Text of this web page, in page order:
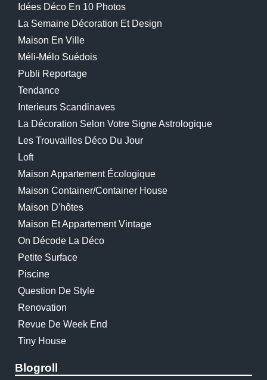
Idées Déco En 10 Photos
La Semaine Décoration Et Design
Maison En Ville
Méli-Mélo Suédois
Publi Reportage
Tendance
Interieurs Scandinaves
La Décoration Selon Votre Signe Astrologique
Les Trouvailles Déco Du Jour
Loft
Maison Appartement Écologique
Maison Container/container House
Maison D'hôtes
Maison Et Appartement Vintage
On Décode La Déco
Petite Surface
Piscine
Question De Style
Renovation
Revue De Week End
Tiny House
Blogroll